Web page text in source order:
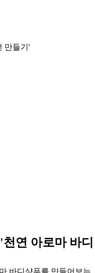
만들기'
연 아로마 바디
바디샴푸를 만들어보는